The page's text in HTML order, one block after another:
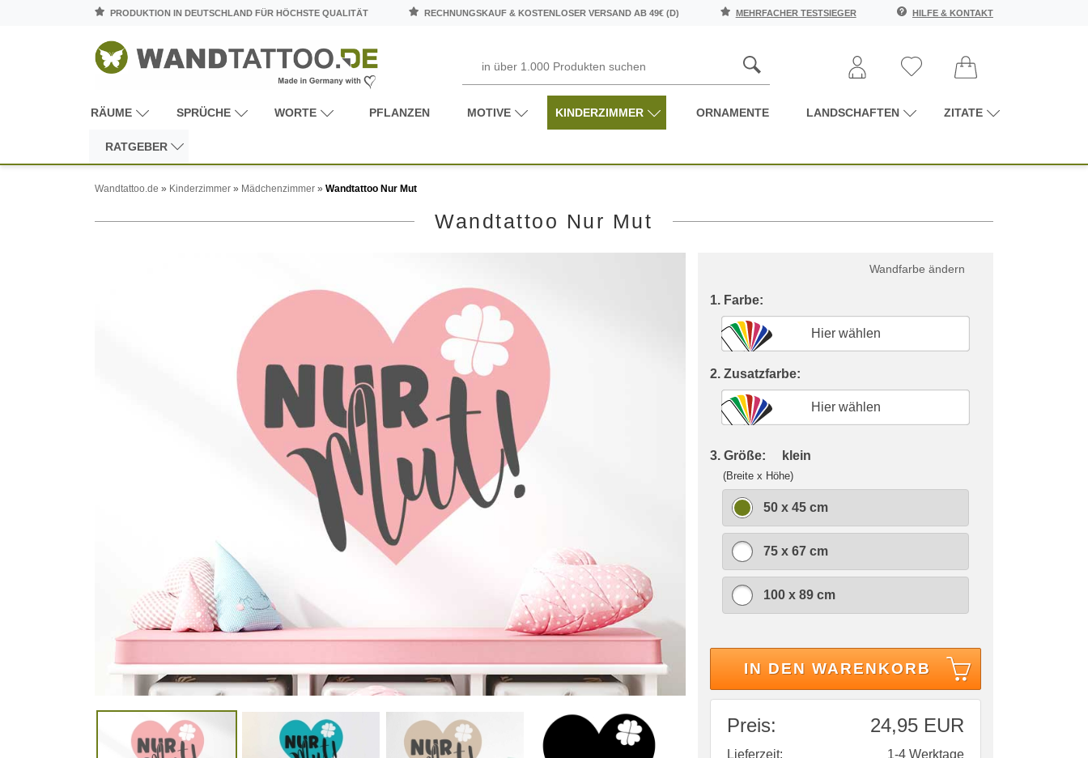
PRODUKTION IN DEUTSCHLAND FÜR HÖCHSTE QUALITÄT RECHNUNGSKAUF & KOSTENLOSER VERSAND AB 49€ (D) MEHRFACHER TESTSIEGER HILFE & KONTAKT
RÄUME SPRÜCHE WORTE PFLANZEN MOTIVE KINDERZIMMER ORNAMENTE LANDSCHAFTEN ZITATE
RATGEBER
Wandtattoo.de » Kinderzimmer » Mädchenzimmer » Wandtattoo Nur Mut
Wandtattoo Nur Mut
Wandfarbe ändern
1. Farbe:
Hier wählen
2. Zusatzfarbe:
Hier wählen
3. Größe: klein
(Breite x Höhe)
50 x 45 cm
75 x 67 cm
100 x 89 cm
IN DEN WARENKORB
Preis: 24,95 EUR
Lieferzeit:
1-4 Werktage